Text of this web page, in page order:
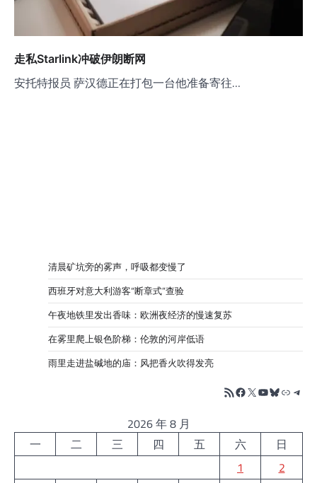
走私Starlink冲破伊朗断网
安托特报员 萨汉德正在打包一台他准备寄往…
清晨矿坑旁的雾声，呼吸都变慢了
西班牙对意大利游客“断章式”查验
午夜地铁里发出香味：欧洲夜经济的慢速复苏
在雾里爬上银色阶梯：伦敦的河岸低语
雨里走进盐碱地的庙：风把香火吹得发亮
RSS FeedFacebook
X YouTube
Bluesky
链接
2026 年 8 月
一
二 三 四 五 六
日
1
2